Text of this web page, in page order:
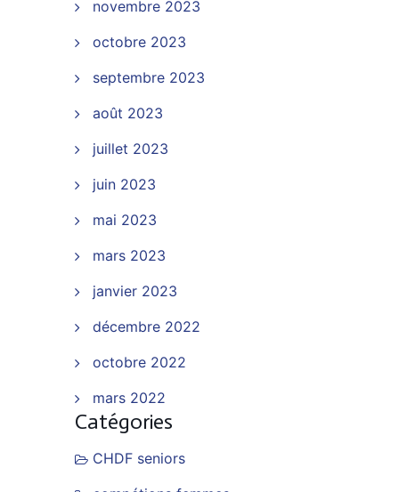
novembre 2023
octobre 2023
septembre 2023
août 2023
juillet 2023
juin 2023
mai 2023
mars 2023
janvier 2023
décembre 2022
octobre 2022
mars 2022
Catégories
CHDF seniors